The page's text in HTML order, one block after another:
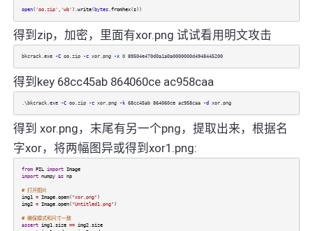
open( 'oo.zip' , 'wb' ).write( bytes.fromhex(s))
得到zip，加密，里面有xor.png 试试看用明文攻击
bkcrack.exe -Coo.zip -cxor.png -x 089504e470d0a1a0a0000000d4948445200
得到key 68cc45ab 864060ce ac958caa
.\bkcrack.exe -Coo.zip -cxor.png -k68cc45ab 864060ce ac958caa -d xor.png
得到 xor.png，末尾有另一个png，提取出来，根据名
字xor，将两幅图异或得到xor1.png:
from PIL import Image
import numpy as np
# 打开图片
img1 = Image. open( "xor.png" )
img2 = Image. open( "Untitled1.png" )
# 确保模式和尺寸一致
assert img1 size == img2. size